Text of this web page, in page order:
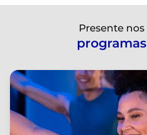
Presente nos
programas